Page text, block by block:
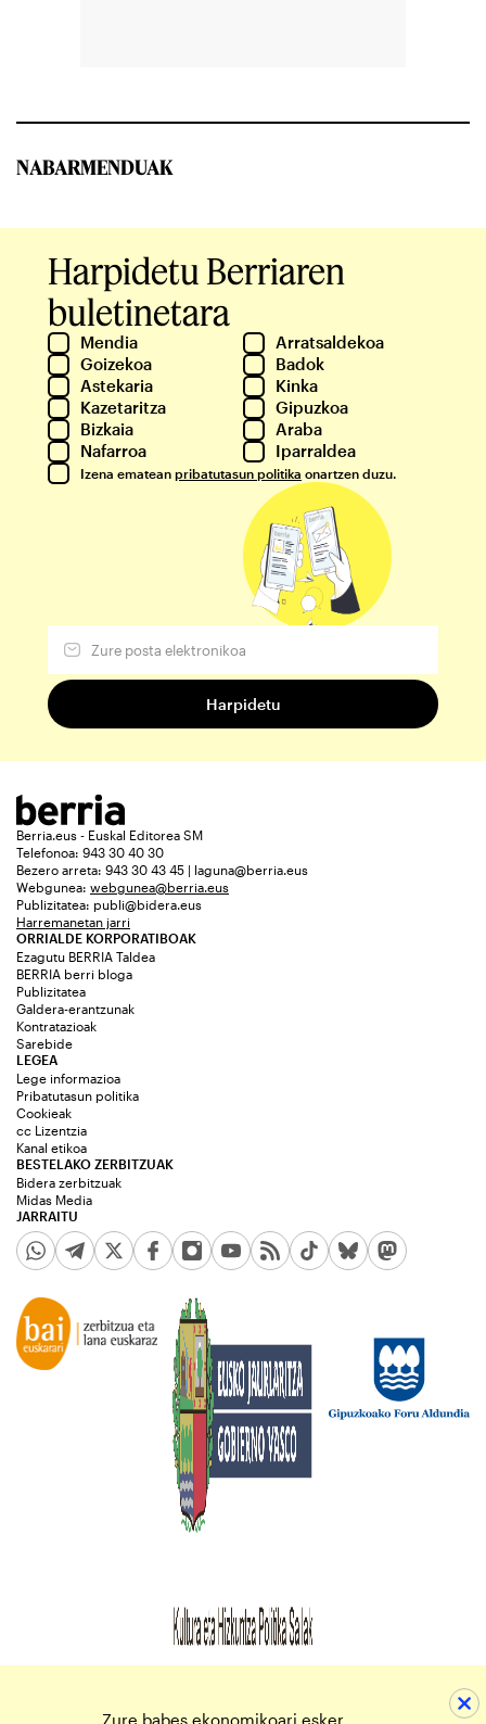
NABARMENDUAK
Harpidetu Berriaren
buletinetara
Mendia
Arratsaldekoa
Goizekoa
Badok
Astekaria
Kinka
Kazetaritza
Gipuzkoa
Bizkaia
Araba
Nafarroa
Iparraldea
Izena ematean pribatutasun politika onartzen duzu.
Berria.eus - Euskal Editorea SM
Telefonoa: 943 30 40 30
Bezero arreta: 943 30 43 45 | laguna@berria.eus
Webgunea: webgunea@berria.eus
Publizitatea: publi@bidera.eus
Harremanetan jarri
ORRIALDE KORPORATIBOAK
Ezagutu BERRIA Taldea
BERRIA berri bloga
Publizitatea
Galdera-erantzunak
Kontratazioak
Sarebide
JARRAITU
LEGEA
Lege informazioa
Pribatutasun politika
Cookieak
cc Lizentzia
Kanal etikoa
BESTELAKO ZERBITZUAK
Bidera zerbitzuak
Midas Media
Zure babes ekonomikoari esker